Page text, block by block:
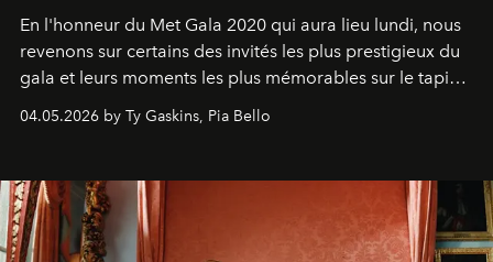
En l'honneur du Met Gala 2020 qui aura lieu lundi, nous
revenons sur certains des invités les plus prestigieux du
gala et leurs moments les plus mémorables sur le tapis
04.05.2026 by Ty Gaskins, Pia Bello